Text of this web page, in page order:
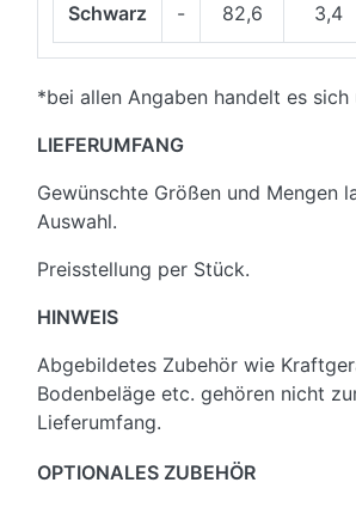
Schwarz - 82,6 3,4
*bei allen Angaben handelt es
LIEFERUMFANG
Gewünschte Größen und Mengen
Auswahl.
Preisstellung per Stück.
HINWEIS
Abgebildetes Zubehör wie
Bodenbeläge etc. gehören nicht
Lieferumfang.
OPTIONALES ZUBEHÖR